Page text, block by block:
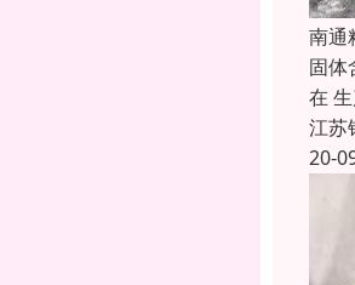
南通
固体
在
江苏
20-